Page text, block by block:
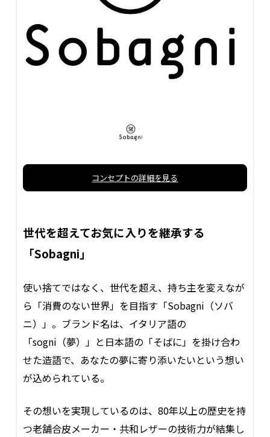
コンセプトの詳細を見る
世代を超えてお気に入りを継承する
「Sobagni」
使い捨てではなく、世代を超え、持ち主を変えなが
ら「消費のない世界」を目指す「Sobagni（ソバ
ニ）」。ブランド名は、イタリア語の
「sogni（夢）」と日本語の「そばに」を掛け合わ
せた造語で、あなたの夢に寄り添いたいという想い
が込められている。
その想いを実現しているのは、80年以上の歴史を持
つ老舗合皮メーカー・共和レザーの技術力が結集し